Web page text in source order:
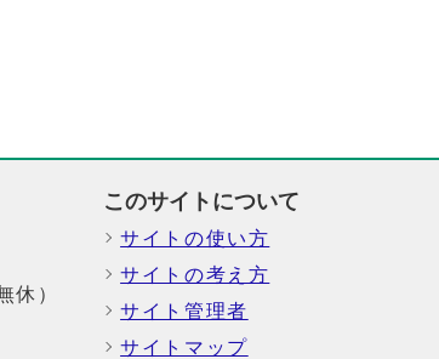
休）
このサイトについて
サイトの使い方
サイトの考え方
サイト管理者
サイトマップ